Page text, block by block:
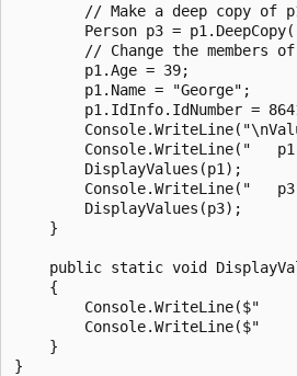
// Make a deep copy of
Person p3 =
// Change the members
        p1.Age = 39;
        p1.Name = "George";
p1.IdInfo.IdNumber =
Console.WriteLine("
        DisplayValues(p1);
Console.WriteLine("
        DisplayValues(p3);
    }
public static void
    {
Console.WriteLine($"
Console.WriteLine($"
    }
}